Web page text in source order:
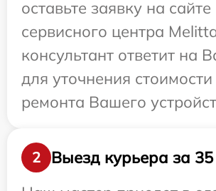
оставьте заявку на сайте
сервисного центра
консультант ответит на
для уточнения
ремонта Вашего
2
Выезд курьера за